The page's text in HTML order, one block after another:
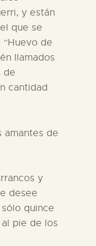
y están
que se
de
llamados
de
cantidad
amantes de
y
desee
quince
pie de los